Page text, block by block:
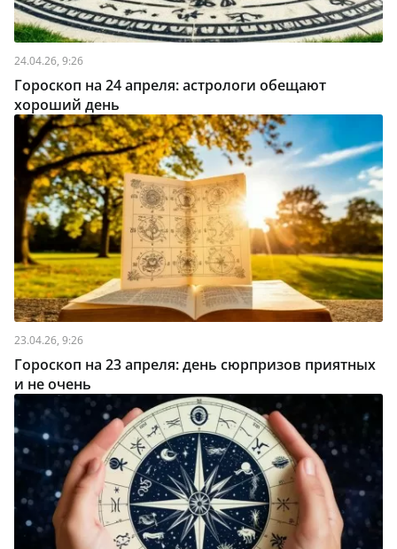
24.04.26, 9:26
Гороскоп на 24 апреля: астрологи обещают
хороший день
23.04.26, 9:26
Гороскоп на 23 апреля: день сюрпризов приятных
и не очень